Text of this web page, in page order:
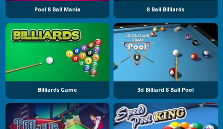
Pool 8 Ball Mania 8 Ball Billiards
Billiards Game 3d Billiard 8 Ball Pool